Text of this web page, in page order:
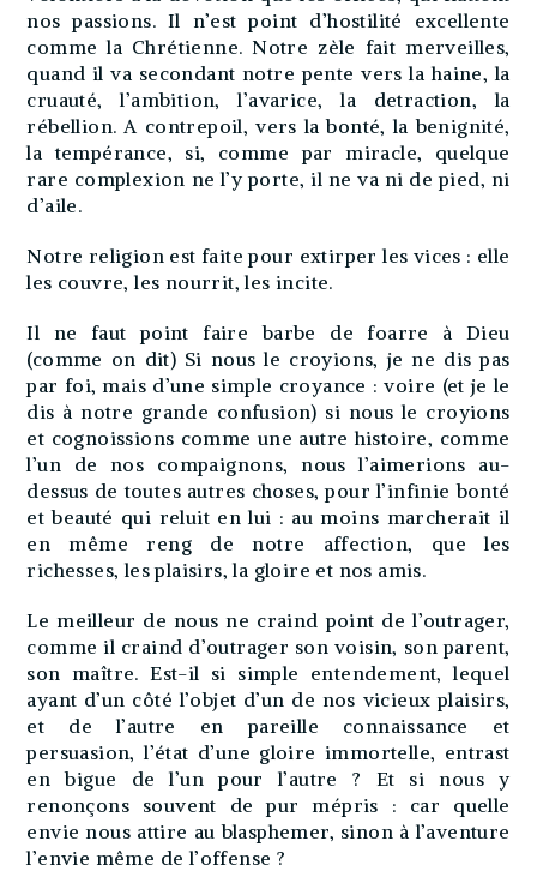
nos passions. Il n’est point d’hostilité excellente
comme la Chrétienne. Notre zèle fait merveilles,
quand il va secondant notre pente vers la haine, la
cruauté, l’ambition, l’avarice, la detraction, la
rébellion. A contrepoil, vers la bonté, la benignité,
la tempérance, si, comme par miracle, quelque
rare complexion ne l’y porte, il ne va ni de pied, ni
d’aile.
Notre religion est faite pour extirper les vices : elle
les couvre, les nourrit, les incite.
Il ne faut point faire barbe de foarre à Dieu
(comme on dit) Si nous le croyions, je ne dis pas
par foi, mais d’une simple croyance : voire (et je le
dis à notre grande confusion) si nous le croyions
et cognoissions comme une autre histoire, comme
l’un de nos compaignons, nous l’aimerions au-
dessus de toutes autres choses, pour l’infinie bonté
et beauté qui reluit en lui : au moins marcherait il
en même reng de notre affection, que les
richesses, les plaisirs, la gloire et nos amis.
Le meilleur de nous ne craind point de l’outrager,
comme il craind d’outrager son voisin, son parent,
son maître. Est-il si simple entendement, lequel
ayant d’un côté l’objet d’un de nos vicieux plaisirs,
et de l’autre en pareille connaissance et
persuasion, l’état d’une gloire immortelle, entrast
en bigue de l’un pour l’autre ? Et si nous y
renonçons souvent de pur mépris : car quelle
envie nous attire au blasphemer, sinon à l’aventure
l’envie même de l’offense ?